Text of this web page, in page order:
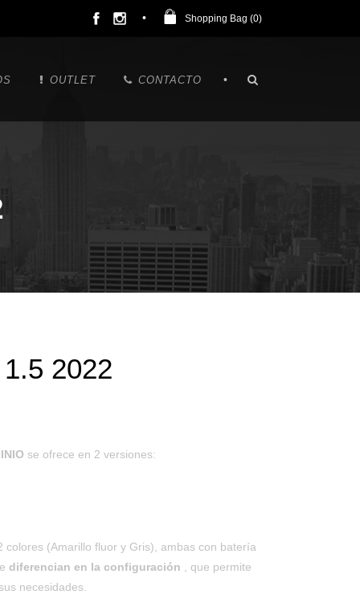
Shopping Bag (0)
OUTLET CONTACTO •
2022
se ofrece en 2 versiones:
colores (Amarillo fluor y Gris), ambas con batería
diferencian en la configuración , que permite
necesidades.